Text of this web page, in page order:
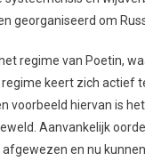
georganiseerd om
regime van Poetin,
keert zich actief
voorbeeld hiervan is
Aanvankelijk
en nu